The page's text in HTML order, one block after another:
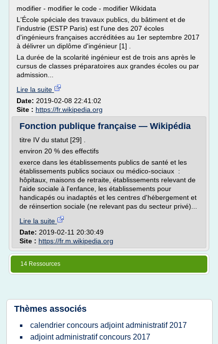
modifier - modifier le code - modifier Wikidata
L'École spéciale des travaux publics, du bâtiment et de
l'industrie (ESTP Paris) est l'une des 207 écoles
d'ingénieurs françaises accréditées au 1er septembre 2017
à délivrer un diplôme d'ingénieur [1] .
La durée de la scolarité ingénieur est de trois ans après le
cursus de classes préparatoires aux grandes écoles ou par
admission...
Lire la suite
Date: 2019-02-08 22:41:02
Site : https://fr.wikipedia.org
Fonction publique française — Wikipédia
titre IV du statut [29] .
environ 20 % des effectifs
exerce dans les établissements publics de santé et les
établissements publics sociaux ou médico-sociaux :
hôpitaux, maisons de retraite, établissements relevant de
l'aide sociale à l'enfance, les établissements pour
handicapés ou inadaptés et les centres d'hébergement et
de réinsertion sociale (ne relevant pas du secteur privé)...
Lire la suite
Date: 2019-02-11 20:30:49
Site : https://fr.m.wikipedia.org
14 Ressources
Thèmes associés
calendrier concours adjoint administratif 2017
adjoint administratif concours 2017